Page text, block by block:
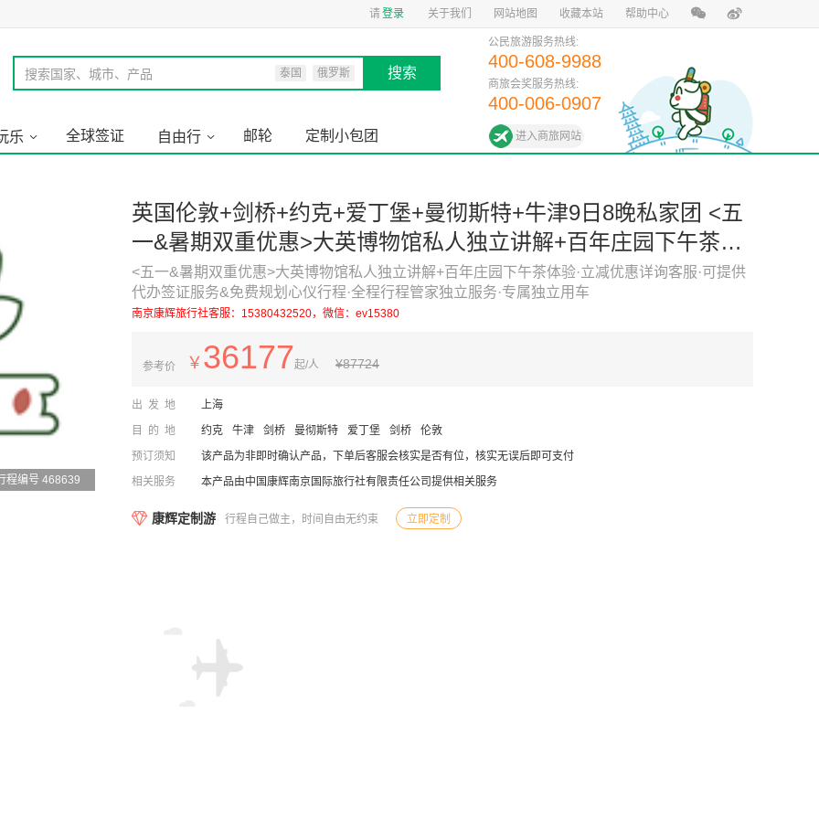
请登录 关于我们 网站地图 收藏本站 帮助中心
搜索国家、城市、产品 泰国 俄罗斯 搜索
公民旅游服务热线:
400-608-9988
商旅会奖服务热线:
400-006-0907
进入商旅网站
乐 全球签证 自由行 邮轮 定制小包团
程编号 468639
英国伦敦+剑桥+约克+爱丁堡+曼彻斯特+牛津9日8晚私家团 <五
一&暑期双重优惠>大英博物馆私人独立讲解+百年庄园下午茶体
验·立减优惠详询客服·可提供代办签证服务&免费规划心仪行程·
全程行程管家独立服务·专属独立用车
<五一&暑期双重优惠>大英博物馆私人独立讲解+百年庄园下午茶体验·立减优惠详询客服·可提供
代办签证服务&免费规划心仪行程·全程行程管家独立服务·专属独立用车
南京康辉旅行社客服：15380432520，微信：ev15380
参考价 ￥ 36177起/人 ¥87724
出发地
上海
目的地
约克 牛津 剑桥 曼彻斯特 爱丁堡 剑桥
伦敦
预订须知
该产品为非即时确认产品，下单后客服会核实是否有位，核实无误后即可支付
相关服务
本产品由中国康辉南京国际旅行社有限责任公司提供相关服务
康辉定制游 行程自己做主，时间自由无约束 立即定制